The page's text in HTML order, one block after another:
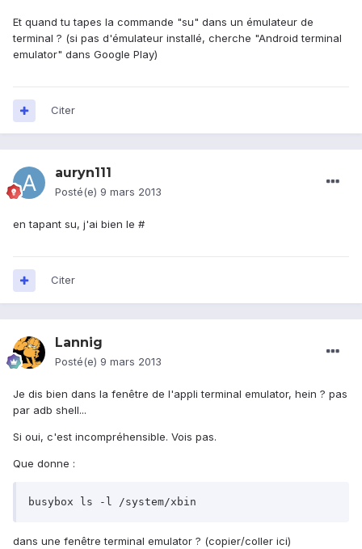
Et quand tu tapes la commande "su" dans un émulateur de
terminal ? (si pas d'émulateur installé, cherche "Android terminal
emulator" dans Google Play)
Citer
auryn111
Posté(e) 9 mars 2013
en tapant su, j'ai bien le #
Citer
Lannig
Posté(e) 9 mars 2013
Je dis bien dans la fenêtre de l'appli terminal emulator, hein ? pas
par adb shell...
Si oui, c'est incompréhensible. Vois pas.
Que donne :
busybox ls -l /system/xbin
dans une fenêtre terminal emulator ? (copier/coller ici)